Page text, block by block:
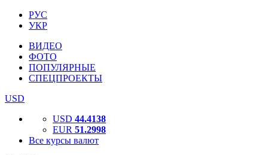
РУС
УКР
ВИДЕО
ФОТО
ПОПУЛЯРНЫЕ
СПЕЦПРОЕКТЫ
USD
USD 44.4138
EUR 51.2998
Все курсы валют